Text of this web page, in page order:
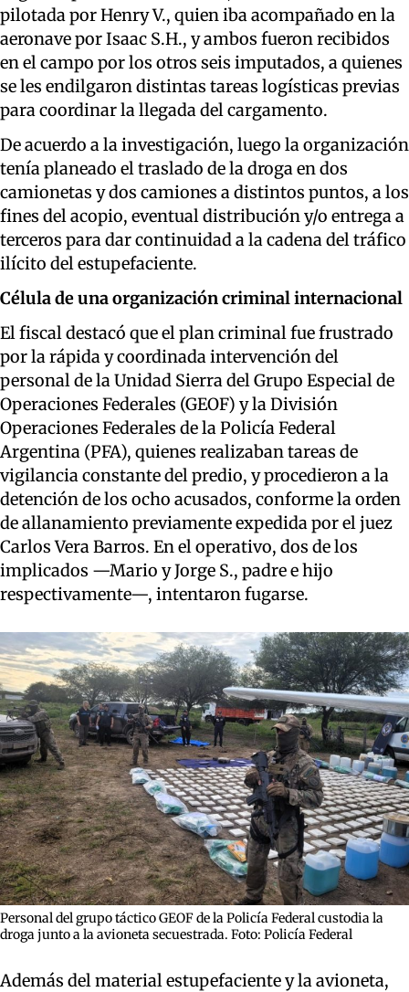
pilotada por Henry V., quien iba acompañado en la
aeronave por Isaac S.H., y ambos fueron recibidos
en el campo por los otros seis imputados, a quienes
se les endilgaron distintas tareas logísticas previas
para coordinar la llegada del cargamento.
De acuerdo a la investigación, luego la organización
tenía planeado el traslado de la droga en dos
camionetas y dos camiones a distintos puntos, a los
fines del acopio, eventual distribución y/o entrega a
terceros para dar continuidad a la cadena del tráfico
ilícito del estupefaciente.
Célula de una organización criminal internacional
El fiscal destacó que el plan criminal fue frustrado
por la rápida y coordinada intervención del
personal de la Unidad Sierra del Grupo Especial de
Operaciones Federales (GEOF) y la División
Operaciones Federales de la Policía Federal
Argentina (PFA), quienes realizaban tareas de
vigilancia constante del predio, y procedieron a la
detención de los ocho acusados, conforme la orden
de allanamiento previamente expedida por el juez
Carlos Vera Barros. En el operativo, dos de los
implicados —Mario y Jorge S., padre e hijo
respectivamente—, intentaron fugarse.
Personal del grupo táctico GEOF de la Policía Federal custodia la
droga junto a la avioneta secuestrada. Foto: Policía Federal
Además del material estupefaciente y la avioneta,